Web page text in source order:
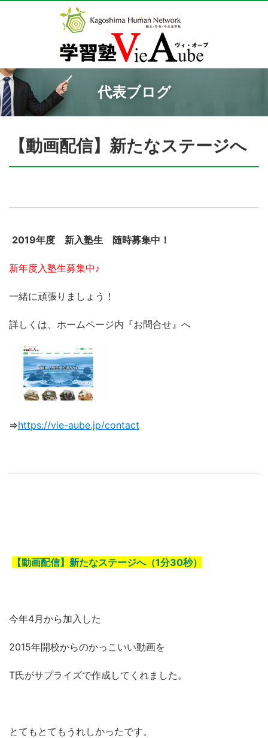
代表ブログ
【動画配信】新たなステージへ
2019年度 新入塾生 随時募集中！
新年度入塾生募集中♪
一緒に頑張りましょう！
詳しくは、ホームページ内『お問合せ』へ
⇒https://vie-aube.jp/contact
【動画配信】新たなステージへ（1分30秒）
今年4月から加入した
2015年開校からのかっこいい動画を
T氏がサプライズで作成してくれました。
とてもとてもうれしかったです。